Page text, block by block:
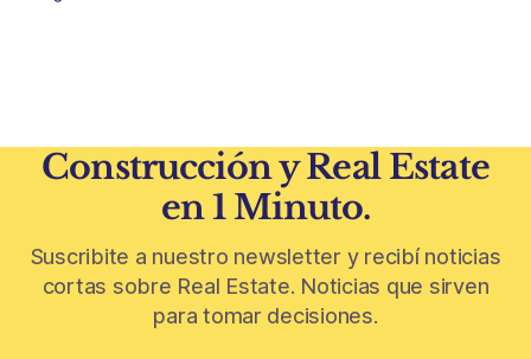
Conurbano vuelve a ganar protagonismo en el mapa
Construcción y Real Estate
en 1 Minuto.
Suscribite a nuestro newsletter y recibí noticias
cortas sobre Real Estate. Noticias que sirven
para tomar decisiones.